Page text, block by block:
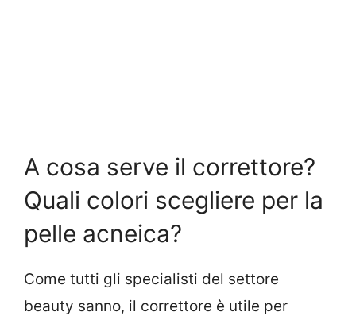
A cosa serve il correttore?
Quali colori scegliere per la
pelle acneica?
Come tutti gli specialisti del settore
beauty sanno, il correttore è utile per